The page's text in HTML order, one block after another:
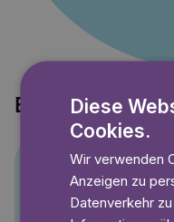
Entdecke auch
Diese
Cookies.
Wir verwenden
Anzeigen zu
Datenverkehr